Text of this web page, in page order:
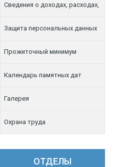
терроризма
Сведения о доходах, расходах,
об имуществе и обязательствах
имущественного характера
Защита персональных данных
Прожиточный минимум
Календарь памятных дат
Галерея
Охрана труда
ОТДЕЛЫ